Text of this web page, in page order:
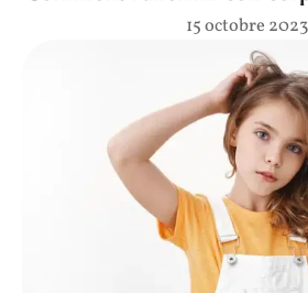
15 octobre 2023